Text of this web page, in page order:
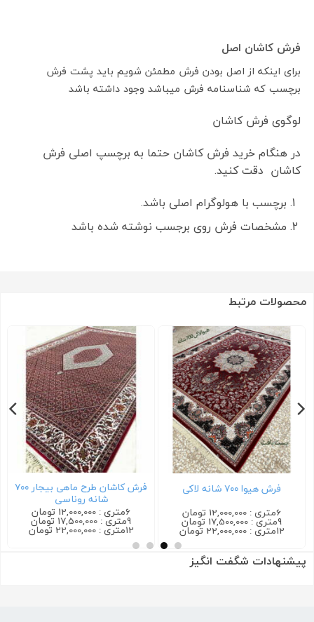
فرش کاشان اصل
برای اینکه از اصل بودن فرش مطمئن شویم باید پشت فرش
برچسب که شناسنامه فرش میباشد وجود داشته باشد
لوگوی فرش کاشان
در هنگام خرید فرش کاشان حتما به برچسپ اصلی فرش
کاشان دقت کنید.
برچسب با هولوگرام اصلی باشد.
مشخصات فرش روی برجسب نوشته شده باشد
محصولات مرتبط
فرش هیوا ۷۰۰ شانه لاکی
6متری : 12,000,000 تومان
9متری : 17,500,000 تومان
12متری : 22,000,000 تومان
فرش کاشان طرح ماهی بیجار ۷۰۰
شانه روناسی
6متری : 12,000,000 تومان
9متری : 17,500,000 تومان
12متری : 22,000,000 تومان
پیشنهادات شگفت انگیز